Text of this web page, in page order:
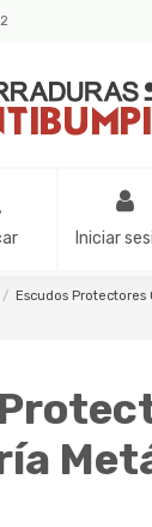
Iniciar
Escudos Protectores